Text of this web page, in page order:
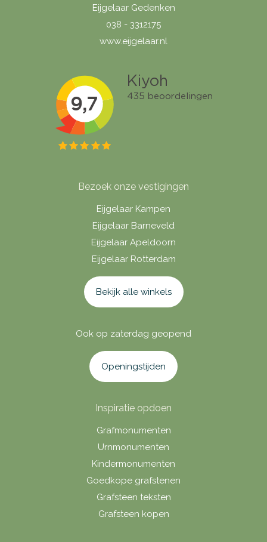
Eijgelaar Gedenken
038 - 3312175
www.eijgelaar.nl
Bezoek onze vestigingen
Eijgelaar Kampen
Eijgelaar Barneveld
Eijgelaar Apeldoorn
Eijgelaar Rotterdam
Bekijk alle winkels
Ook op zaterdag geopend
Openingstijden
Inspiratie opdoen
Grafmonumenten
Urnmonumenten
Kindermonumenten
Goedkope grafstenen
Grafsteen teksten
Grafsteen kopen